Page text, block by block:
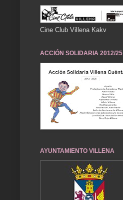
Cine Club Villena Kakv
ACCIÓN SOLIDARIA 2012/25
AYUNTAMIENTO VILLENA